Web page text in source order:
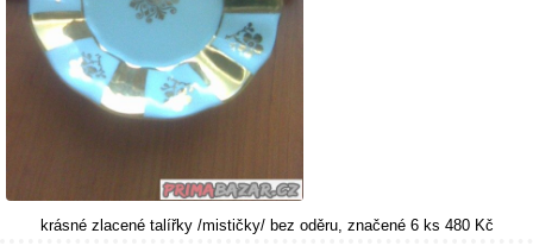
krásné zlacené talířky /mističky/ bez oděru, značené 6 ks 480 Kč